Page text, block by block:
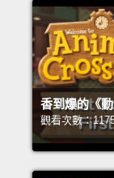
香到爆的《
觀看次數：